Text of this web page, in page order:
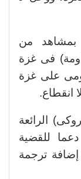
بمشاهد من
فى غزة
على غزة
انقطاع.
الرائعة
للقضية
إضافة ترجمة